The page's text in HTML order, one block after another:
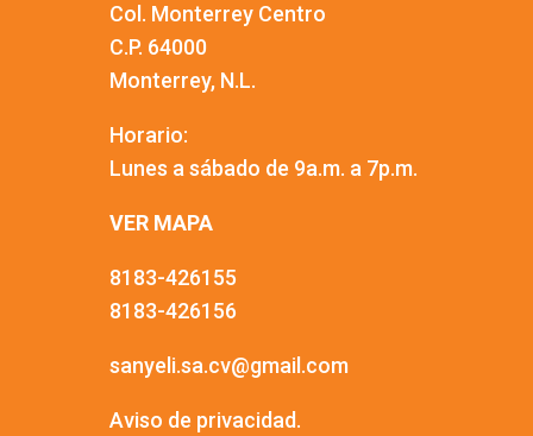
Col. Monterrey Centro
C.P. 64000
Monterrey, N.L.
Horario:
Lunes a sábado de 9a.m. a 7p.m.
VER MAPA
8183-426155
8183-426156
sanyeli.sa.cv@gmail.com
Aviso de privacidad.